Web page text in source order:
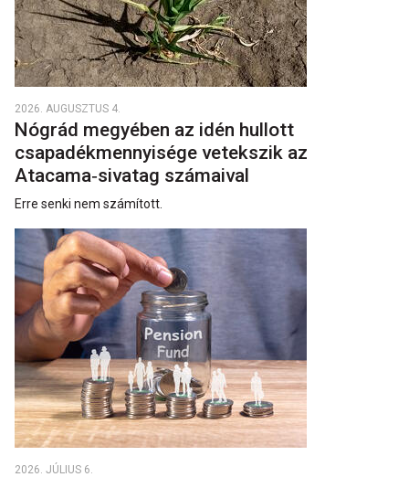
2026. AUGUSZTUS 4.
Nógrád megyében az idén hullott
csapadékmennyisége vetekszik az
Atacama‑sivatag számaival
Erre senki nem számított.
2026. JÚLIUS 6.